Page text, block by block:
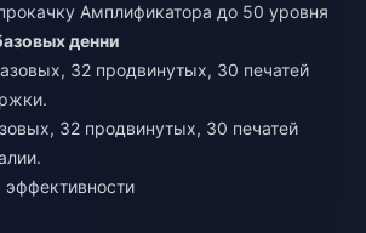
Амплификатора до 50 уровня
денни
32 продвинутых, 30 печатей
32 продвинутых, 30 печатей